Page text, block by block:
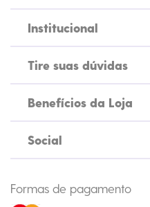
Institucional
Tire suas dúvidas
Benefícios da Loja
Social
Formas de pagamento